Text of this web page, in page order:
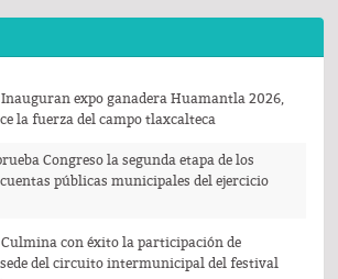
Inauguran expo ganadera Huamantla 2026,
la fuerza del campo tlaxcalteca
Congreso la segunda etapa de los
públicas municipales del ejercicio
Culmina con éxito la participación de
del circuito intermunicipal del festival